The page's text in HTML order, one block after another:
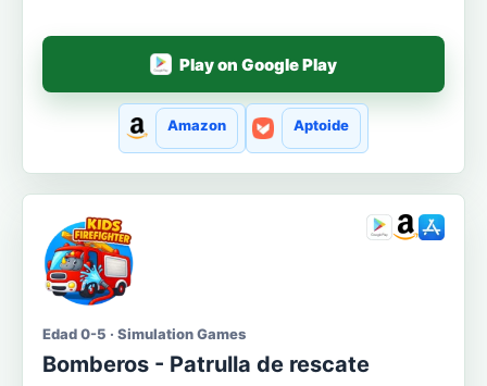
Play on Google Play
Amazon Aptoide
Edad 0-5 · Simulation Games
Bomberos - Patrulla de rescate